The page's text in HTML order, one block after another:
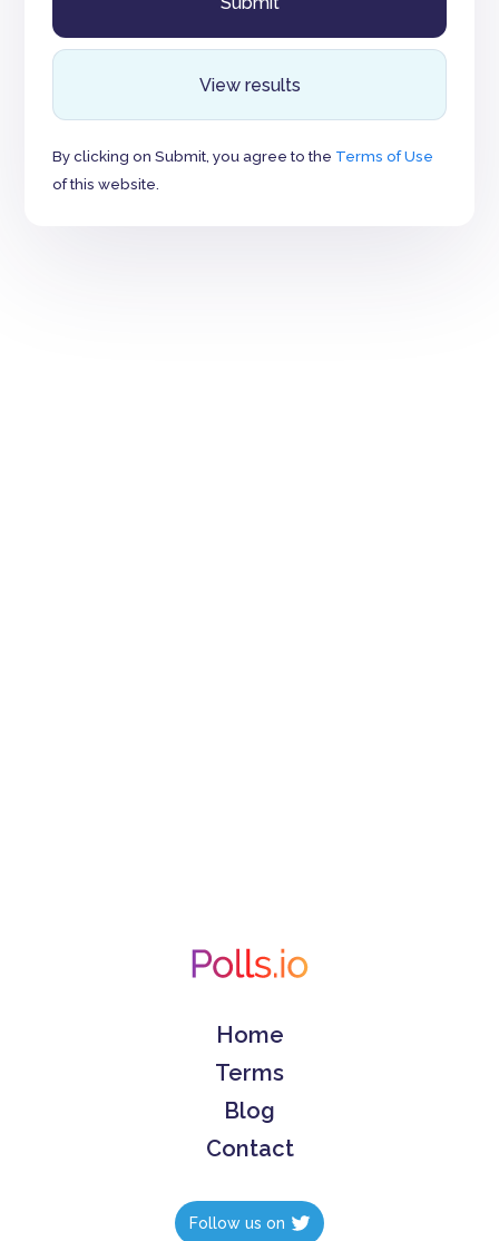
View results
By clicking on Submit, you agree to the Terms of Use
of this website.
Home
Terms
Blog
Contact
Follow us on